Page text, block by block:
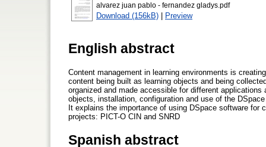
alvarez juan pablo - fernandez gladys.pdf
Download (156kB) | Preview
English abstract
Content management in learning environments is
content being built as learning objects and being
organized and made ​​accessible for different
objects, installation, configuration and use of the
It explains the importance of using DSpace software
projects: PICT-O CIN and SNRD
Spanish abstract